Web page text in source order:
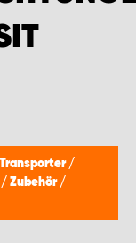
/
/ Zubehör /